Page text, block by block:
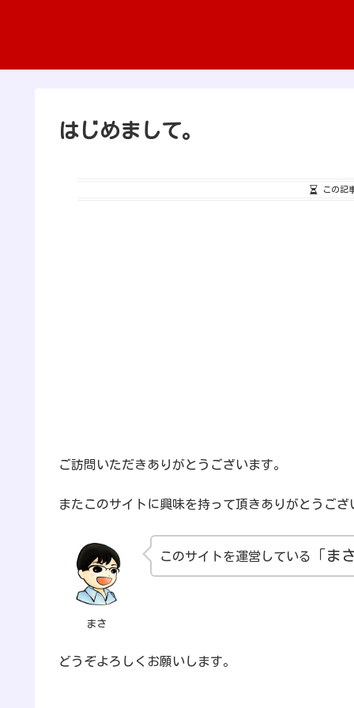
はじめまして。
この記
ご訪問いただきありがとうございます。
またこのサイトに興味を持って頂きありがとうござ
まさ
このサイトを運営している 「ま
どうぞよろしくお願いします。